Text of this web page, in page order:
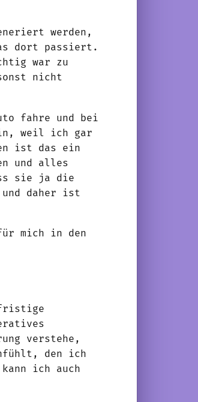
werden,
dort passiert.
war zu
nicht
fahre und bei
weil ich gar
ist das ein
und alles
sie ja die
und daher ist
mich in den
verstehe,
den ich
ich auch